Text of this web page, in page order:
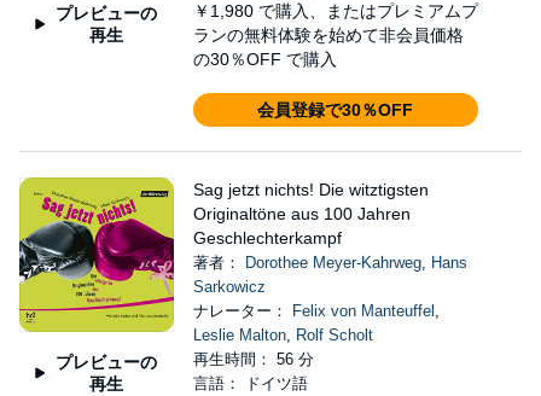
プレビューの
再生
￥1,980 で購入、またはプレミアムプ
ランの無料体験を始めて非会員価格
の30％OFF で購入
会員登録で30％OFF
プレビューの
再生
Sag jetzt nichts! Die witztigsten
Originaltöne aus 100 Jahren
Geschlechterkampf
著者： Dorothee Meyer-Kahrweg, Hans
Sarkowicz
ナレーター：
Felix von Manteuffel ,
Leslie Malton, Rolf Scholt
再生時間： 56 分
言語： ドイツ語